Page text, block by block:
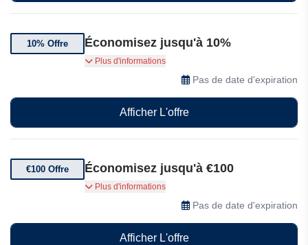
10% Offre Économisez jusqu'à 10%
Jusqu'à 10% de réduction sur une sélection
Plus d'informations
Pas de date d'expiration
Afficher L'offre
€100 Offre Économisez jusqu'à €100
Jusqu'à €100 d'économies sur les packs Joybuy
Plus d'informations
Pas de date d'expiration
Afficher L'offre